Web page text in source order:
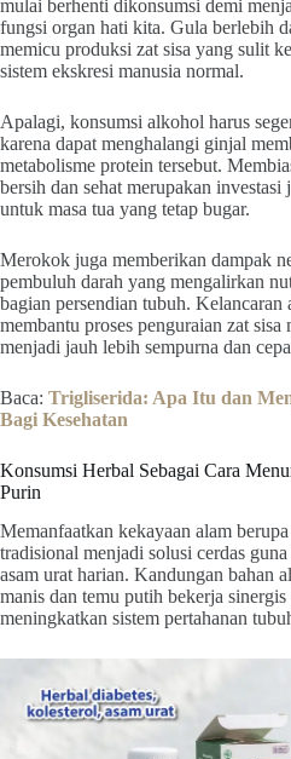
mulai berhenti dikonsumsi demi
fungsi organ hati kita. Gula berlebih
memicu produksi zat sisa yang sulit
sistem ekskresi manusia normal.
Apalagi, konsumsi alkohol harus
karena dapat menghalangi ginjal
metabolisme protein tersebut.
bersih dan sehat merupakan investasi
untuk masa tua yang tetap bugar.
Merokok juga memberikan dampak
pembuluh darah yang mengalirkan
bagian persendian tubuh. Kelancaran
membantu proses penguraian zat sisa
menjadi jauh lebih sempurna dan
Baca: Trigliserida: Apa Itu dan
Bagi Kesehatan
Konsumsi Herbal Sebagai Cara
Purin
Memanfaatkan kekayaan alam
tradisional menjadi solusi cerdas
asam urat harian. Kandungan bahan
manis dan temu putih bekerja sinergis
meningkatkan sistem pertahanan